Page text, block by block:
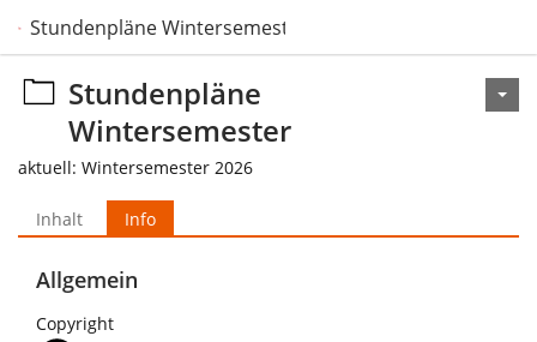
Stundenpläne Wintersemester
Stundenpläne
Wintersemester
aktuell: Wintersemester 2026
Inhalt Info
Allgemein
Copyright